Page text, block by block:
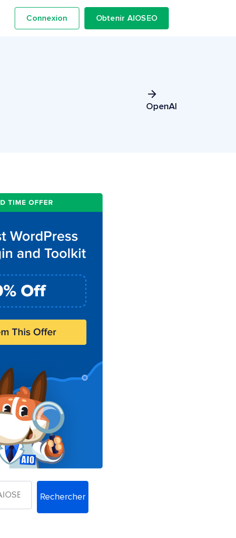
Connexion Obtenir AIOSEO
OpenAI
Rechercher